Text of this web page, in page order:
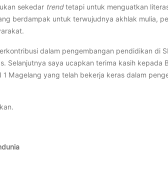
sekedar trendtetapi untuk menguatkan
berdampak untuk terwujudnya akhlak mulia,
dalam pengembangan pendidikan di
Selanjutnya saya ucapkan terima kasih kepada
Magelang yang telah bekerja keras dalam